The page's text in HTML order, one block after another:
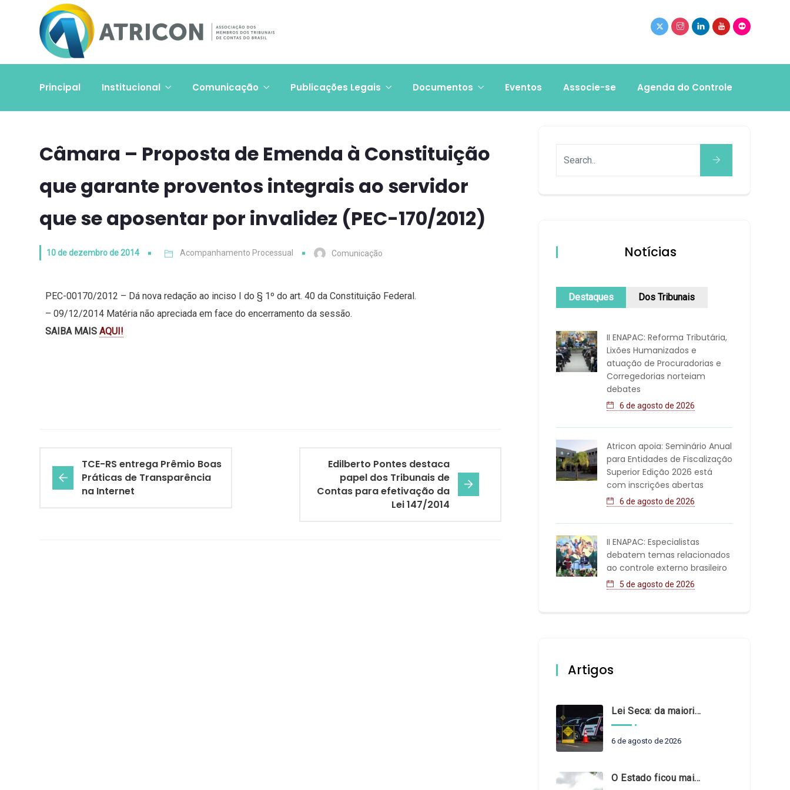
Principal Institucional Comunicação Publicações Legais Documentos Eventos Associe-se Agenda do Controle
Câmara – Proposta de Emenda à Constituição
que garante proventos integrais ao servidor
que se aposentar por invalidez (PEC-170/2012)
10 de dezembro de 2014 Acompanhamento Processual Comunicação
PEC-00170/2012 – Dá nova redação ao inciso I do § 1º do art. 40 da Constituição Federal.
– 09/12/2014 Matéria não apreciada em face do encerramento da sessão.
SAIBA MAIS AQUI!
TCE-RS entrega Prêmio Boas
Práticas de Transparência
na Internet
Edilberto Pontes destaca
papel dos Tribunais de
Contas para efetivação da
Lei 147/2014
Notícias
Destaques Dos Tribunais
II ENAPAC: Reforma Tributária,
Lixões Humanizados e
atuação de Procuradorias e
Corregedorias norteiam
debates
6 de agosto de 2026
Atricon apoia: Seminário Anual
para Entidades de Fiscalização
Superior Edição 2026 está
com inscrições abertas
6 de agosto de 2026
II ENAPAC: Especialistas
debatem temas relacionados
ao controle externo brasileiro
5 de agosto de 2026
Artigos
Lei Seca: da maioridade à maturidade
6 de agosto de 2026
O Estado ficou mais complexo. O controle precisa acompanhar